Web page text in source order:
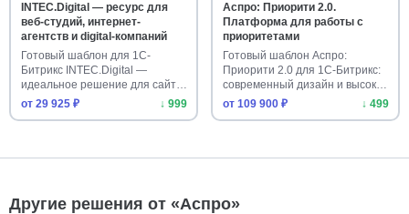
INTEC.Digital — ресурс для
веб-студий, интернет-
агентств и digital-компаний
Готовый шаблон для 1С-
Битрикс INTEC.Digital —
идеальное решение для сайта
веб-ст…
от 29 925 ₽ ↓ 999
Аспро: Приорити 2.0.
Платформа для работы с
приоритетами
Готовый шаблон Аспро:
Приорити 2.0 для 1С-Битрикс:
современный дизайн и высокая
…
от 109 900 ₽ ↓ 499
Другие решения от «Аспро»